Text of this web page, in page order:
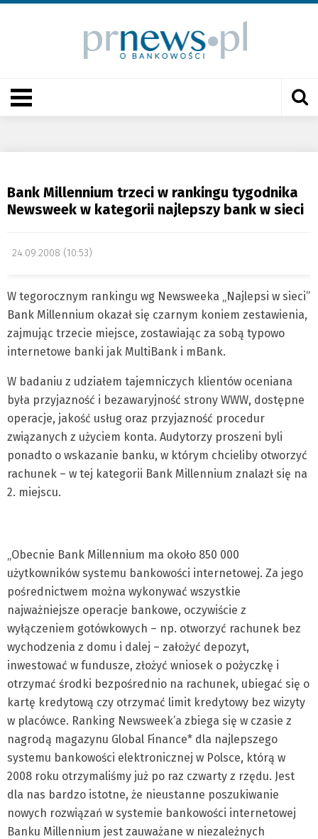
Bank Millennium trzeci w rankingu tygodnika
Newsweek w kategorii najlepszy bank w sieci
24.09.2008 (10:53)
W tegorocznym rankingu wg Newsweeka „Najlepsi w sieci”
Bank Millennium okazał się czarnym koniem zestawienia,
zajmując trzecie miejsce, zostawiając za sobą typowo
internetowe banki jak MultiBank i mBank.
W badaniu z udziałem tajemniczych klientów oceniana
była przyjazność i bezawaryjność strony WWW, dostępne
operacje, jakość usług oraz przyjazność procedur
związanych z użyciem konta. Audytorzy proszeni byli
ponadto o wskazanie banku, w którym chcieliby otworzyć
rachunek – w tej kategorii Bank Millennium znalazł się na
2. miejscu.
„Obecnie Bank Millennium ma około 850 000
użytkowników systemu bankowości internetowej. Za jego
pośrednictwem można wykonywać wszystkie
najważniejsze operacje bankowe, oczywiście z
wyłączeniem gotówkowych – np. otworzyć rachunek bez
wychodzenia z domu i dalej – założyć depozyt,
inwestować w fundusze, złożyć wniosek o pożyczkę i
otrzymać środki bezpośrednio na rachunek, ubiegać się o
kartę kredytową czy otrzymać limit kredytowy bez wizyty
w placówce. Ranking Newsweek’a zbiega się w czasie z
nagrodą magazynu Global Finance* dla najlepszego
systemu bankowości elektronicznej w Polsce, którą w
2008 roku otrzymaliśmy już po raz czwarty z rzędu. Jest
dla nas bardzo istotne, że nieustanne poszukiwanie
nowych rozwiązań w systemie bankowości internetowej
Banku Millennium jest zauważane w niezależnych